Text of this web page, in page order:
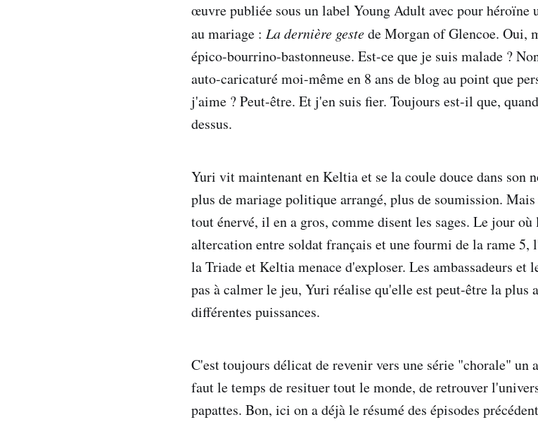
œuvre publiée sous un label Young Adult avec pour héroïne
au mariage : La dernière gestede Morgan of Glencoe. Oui,
épico-bourrino-bastonneuse. Est-ce que je suis malade ?
auto-caricaturé moi-même en 8 ans de blog au point que
j'aime ? Peut-être. Et j'en suis fier. Toujours est-il que,
dessus.
Yuri vit maintenant en Keltia et se la coule douce dans son
plus de mariage politique arrangé, plus de soumission.
tout énervé, il en a gros, comme disent les sages. Le jour
altercation entre soldat français et une fourmi de la rame
la Triade et Keltia menace d'exploser. Les ambassadeurs
pas à calmer le jeu, Yuri réalise qu'elle est peut-être la plus
différentes puissances.
C'est toujours délicat de revenir vers une série "chorale" un
faut le temps de resituer tout le monde, de retrouver
papattes. Bon, ici on a déjà le résumé des épisodes